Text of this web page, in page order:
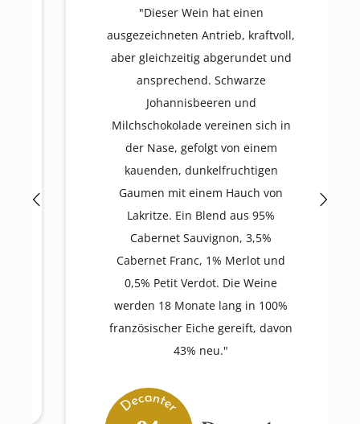
"Dieser Wein hat einen
ausgezeichneten Antrieb, kraftvoll,
aber gleichzeitig abgerundet und
ansprechend. Schwarze
Johannisbeeren und
Milchschokolade vereinen sich in
der Nase, gefolgt von einem
kauenden, dunkelfruchtigen
Gaumen mit einem Hauch von
Lakritze. Ein Blend aus 95%
Cabernet Sauvignon, 3,5%
Cabernet Franc, 1% Merlot und
0,5% Petit Verdot. Die Weine
werden 18 Monate lang in 100%
französischer Eiche gereift, davon
43% neu."